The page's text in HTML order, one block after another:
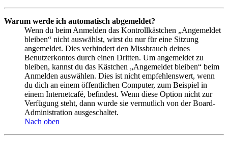
Warum werde ich automatisch abgemeldet?
Wenn du beim Anmelden das Kontrollkästchen „Angemeldet
bleiben“ nicht auswählst, wirst du nur für eine Sitzung
angemeldet. Dies verhindert den Missbrauch deines
Benutzerkontos durch einen Dritten. Um angemeldet zu
bleiben, kannst du das Kästchen „Angemeldet bleiben“ beim
Anmelden auswählen. Dies ist nicht empfehlenswert, wenn
du dich an einem öffentlichen Computer, zum Beispiel in
einem Internetcafé, befindest. Wenn diese Option nicht zur
Verfügung steht, dann wurde sie vermutlich von der Board-
Administration ausgeschaltet.
Nach oben